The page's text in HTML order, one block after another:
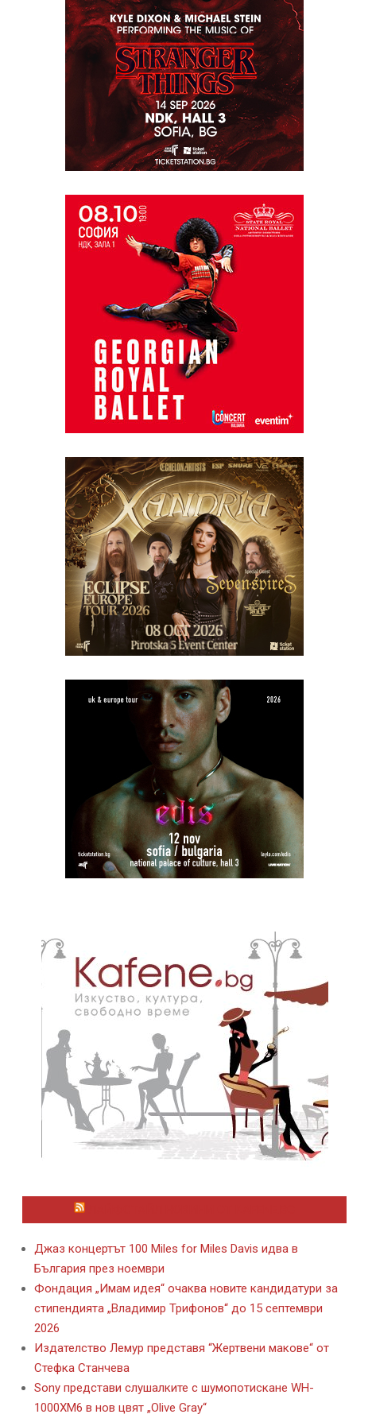
Джаз концертът 100 Miles for Miles Davis идва в
България през ноември
Фондация „Имам идея“ очаква новите кандидатури за
стипендията „Владимир Трифонов“ до 15 септември
2026
Издателство Лемур представя “Жертвени макове“ от
Стефка Станчева
Sony представи слушалките с шумопотискане WH-
1000XM6 в нов цвят „Olive Gray“